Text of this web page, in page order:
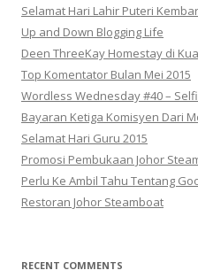
Selamat Hari Lahir Puteri
Up and Down Blogging Life
Deen ThreeKay Homestay di
Top Komentator Bulan Mei 2015
Wordless Wednesday #40 –
Bayaran Ketiga Komisyen Dari
Selamat Hari Guru 2015
Promosi Pembukaan Johor
Perlu Ke Ambil Tahu Tentang
Restoran Johor Steamboat
RECENT COMMENTS